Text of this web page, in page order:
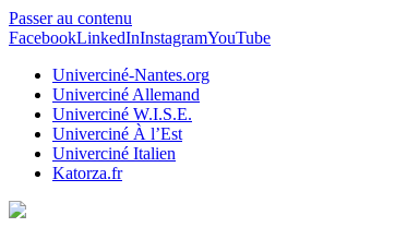
Passer au contenu
FacebookLinkedInInstagramYouTube
Univerciné-Nantes.org
Univerciné Allemand
Univerciné W.I.S.E.
Univerciné À l’Est
Univerciné Italien
Katorza.fr